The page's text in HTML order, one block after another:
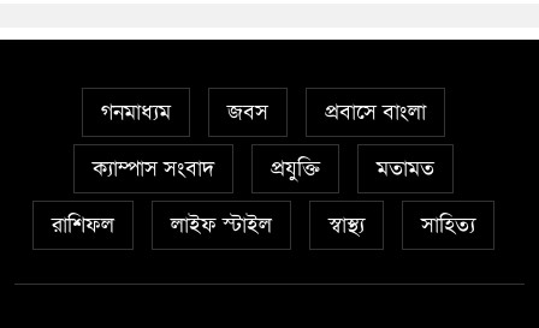
গনমাধ্যম জবস প্রবাসে বাংলা
ক্যাম্পাস সংবাদ প্রযুক্তি মতামত
রাশিফল লাইফ স্টাইল স্বাস্থ্য সাহিত্য